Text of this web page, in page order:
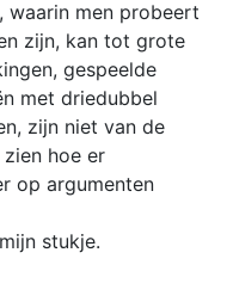
waarin men probeert
zijn, kan tot grote
gespeelde
met driedubbel
zijn niet van de
hoe er
op argumenten
stukje.